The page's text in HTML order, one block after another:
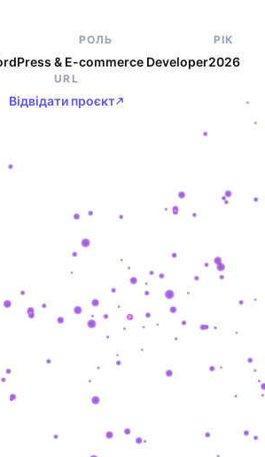
РОЛЬ
& E-commerce Developer
РІК
2026
URL
Відвідати проєкт